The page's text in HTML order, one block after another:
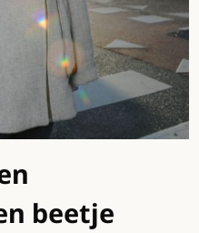
beetje